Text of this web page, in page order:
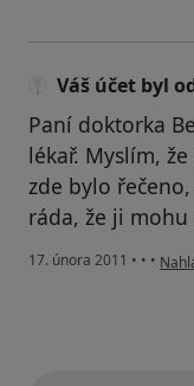
Váš účet byl
Paní doktorka
lékař. Myslím,
zde bylo
ráda, že ji
17. února 2011 • • •